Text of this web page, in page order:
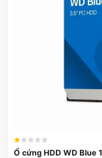
Ổ cứng HDD WD Blue